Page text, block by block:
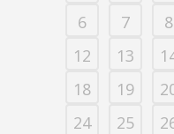
6
7 8
12
13
18
19
24
25